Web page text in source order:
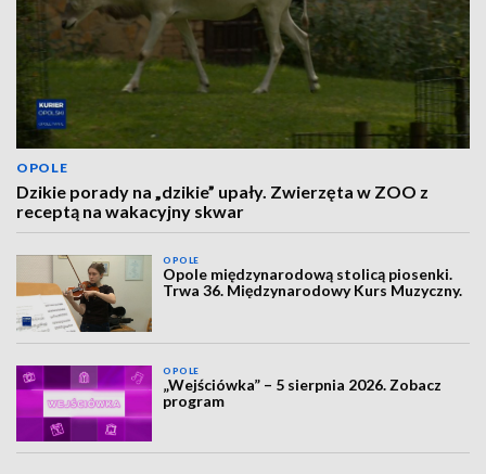
OPOLE
Dzikie porady na „dzikie” upały. Zwierzęta w ZOO z
receptą na wakacyjny skwar
OPOLE
Opole międzynarodową stolicą piosenki.
Trwa 36. Międzynarodowy Kurs Muzyczny.
OPOLE
„Wejściówka” – 5 sierpnia 2026. Zobacz
program